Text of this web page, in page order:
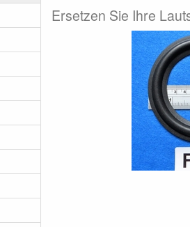
Ersetzen Sie Ihre